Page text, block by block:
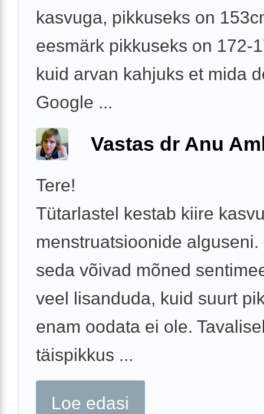
kasvuga, pikkuseks on
eesmärk pikkuseks on 172-
kuid arvan kahjuks et mida
Google ...
Vastas dr Anu
Tere!
Tütarlastel kestab kiire
menstruatsioonide alguseni.
seda võivad mõned
veel lisanduda, kuid suurt
enam oodata ei ole.
täispikkus ...
Loe edasi